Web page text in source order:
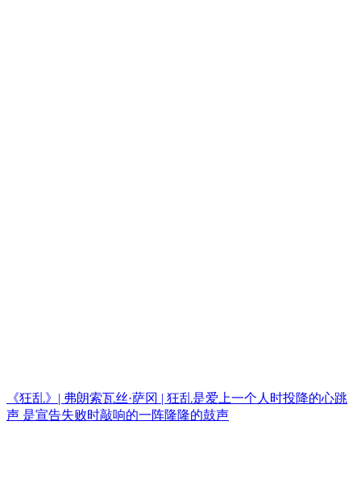
《狂乱》| 弗朗索瓦丝·萨冈 | 狂乱是爱上一个人时投降的心跳
声 是宣告失败时敲响的一阵隆隆的鼓声